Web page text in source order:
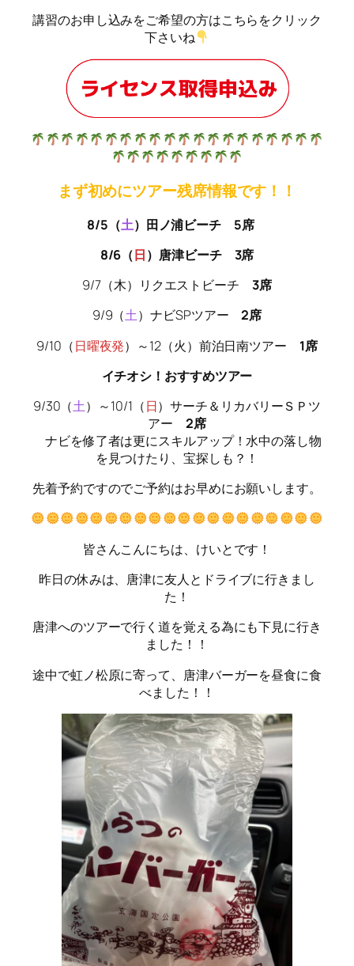
講習のお申し込みをご希望の方はこちらをクリック
下さいね
まず初めにツアー残席情報です！！
8/5（土）田ノ浦ビーチ 5席
8/6（日）唐津ビーチ 3席
9/7（木）リクエストビーチ 3席
9/9（土）ナビSPツアー2席
9/10（日曜夜発）～12（火）前泊日南ツアー 1席
イチオシ！おすすめツアー
9/30（土）～10/1（日）サーチ＆リカバリーＳＰツ
アー 2席
ナビを修了者は更にスキルアップ！水中の落し物
を見つけたり、宝探しも？！
先着予約ですのでご予約はお早めにお願いします。
皆さんこんにちは、けいとです！
昨日の休みは、唐津に友人とドライブに行きまし
た！
唐津へのツアーで行く道を覚える為にも下見に行き
ました！！
途中で虹ノ松原に寄って、唐津バーガーを昼食に食
べました！！